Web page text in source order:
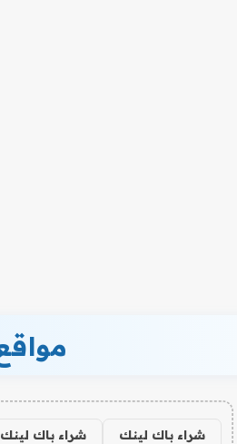
شراء باك لينك شراء باك لينك